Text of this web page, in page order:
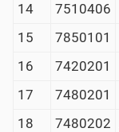
14
7510406
15
7850101
16
7420201
17
7480201
18
7480202